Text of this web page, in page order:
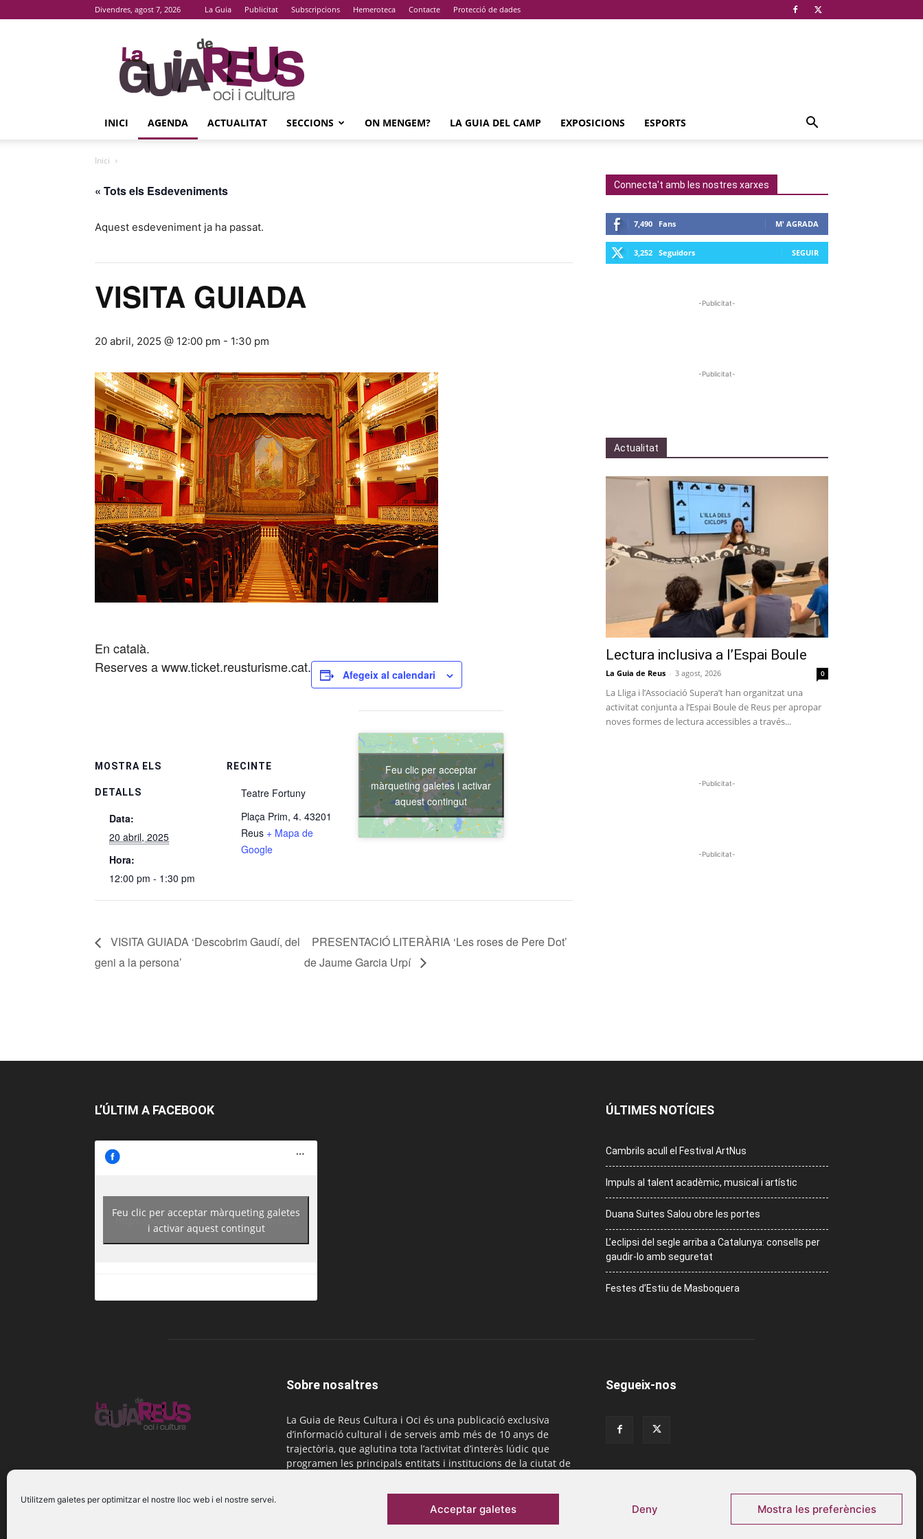
Utilitzem galetes per optimitzar el nostre lloc web i el nostre servei.
Acceptar galetes Deny Mostra les preferències
Divendres, agost 7, 2026 La Guia Publicitat Subscripcions Hemeroteca Contacte Protecció de dades
La
Guia
De
Reus
INICI AGENDA ACTUALITAT SECCIONS ON MENGEM? LA GUIA DEL CAMP EXPOSICIONS ESPORTS
Inici
« Tots els Esdeveniments
Aquest esdeveniment ja ha passat.
VISITA GUIADA
20 abril, 2025 @ 12:00 pm - 1:30 pm
En català.
Reserves a www.ticket.reusturisme.cat.
Afegeix al calendari
MOSTRA ELS
DETALLS
Data:
20 abril, 2025
Hora:
12:00 pm - 1:30 pm
RECINTE
Teatre Fortuny
Plaça Prim, 4. 43201
Reus + Mapa de
Google
Feu clic per acceptar
màrqueting galetes i activar
aquest contingut
VISITA GUIADA ‘Descobrim Gaudí, del
geni a la persona’
PRESENTACIÓ LITERÀRIA ‘Les roses de Pere Dot’
de Jaume Garcia Urpí
Connecta't amb les nostres xarxes
7,490 Fans M' AGRADA
3,252 Seguidors SEGUIR
-Publicitat-
-Publicitat-
Actualitat
Lectura inclusiva a l’Espai Boule
La Guia de Reus - 3 agost, 2026 0
La Lliga i l’Associació Supera’t han organitzat una
activitat conjunta a l’Espai Boule de Reus per apropar
noves formes de lectura accessibles a través...
-Publicitat-
-Publicitat-
L’ÚLTIM A FACEBOOK
https://www.facebook.com/guiadereus/
Feu clic per acceptar màrqueting galetes
i activar aquest contingut
ÚLTIMES NOTÍCIES
Cambrils acull el Festival ArtNus
Impuls al talent acadèmic, musical i artístic
Duana Suites Salou obre les portes
L’eclipsi del segle arriba a Catalunya: consells per
gaudir-lo amb seguretat
Festes d’Estiu de Masboquera
Sobre nosaltres
La Guia de Reus Cultura i Oci és una publicació exclusiva
d’informació cultural i de serveis amb més de 10 anys de
trajectòria, que aglutina tota l’activitat d’interès lúdic que
programen les principals entitats i institucions de la ciutat de
comercial@laguiadereus.com
Segueix-nos